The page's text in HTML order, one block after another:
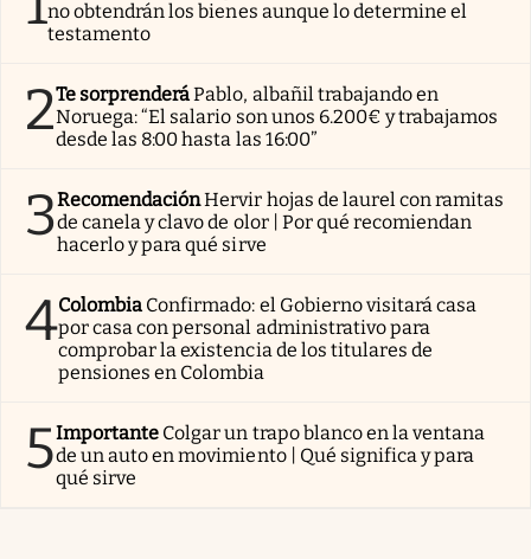
no obtendrán los bienes aunque lo determine el
testamento
2Te sorprenderáPablo, albañil trabajando en
Noruega: “El salario son unos 6.200€ y trabajamos
desde las 8:00 hasta las 16:00”
3RecomendaciónHervir hojas de laurel con ramitas
de canela y clavo de olor | Por qué recomiendan
hacerlo y para qué sirve
4Colombia Confirmado: el Gobierno visitará casa
por casa con personal administrativo para
comprobar la existencia de los titulares de
pensiones en Colombia
5Importante Colgar un trapo blanco en la ventana
de un auto en movimiento | Qué significa y para
qué sirve